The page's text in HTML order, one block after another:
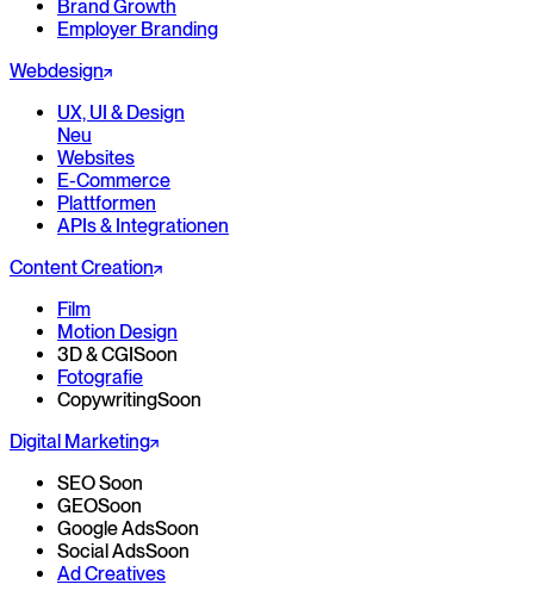
Brand Growth
Employer Branding
Webdesign
UX, UI & Design
Neu
Websites
E-Commerce
Plattformen
APIs & Integrationen
Content Creation
Film
Motion Design
3D & CGI Soon
Fotografie
CopywritingSoon
Digital Marketing
SEOSoon
GEOSoon
Google AdsSoon
Social AdsSoon
Ad Creatives